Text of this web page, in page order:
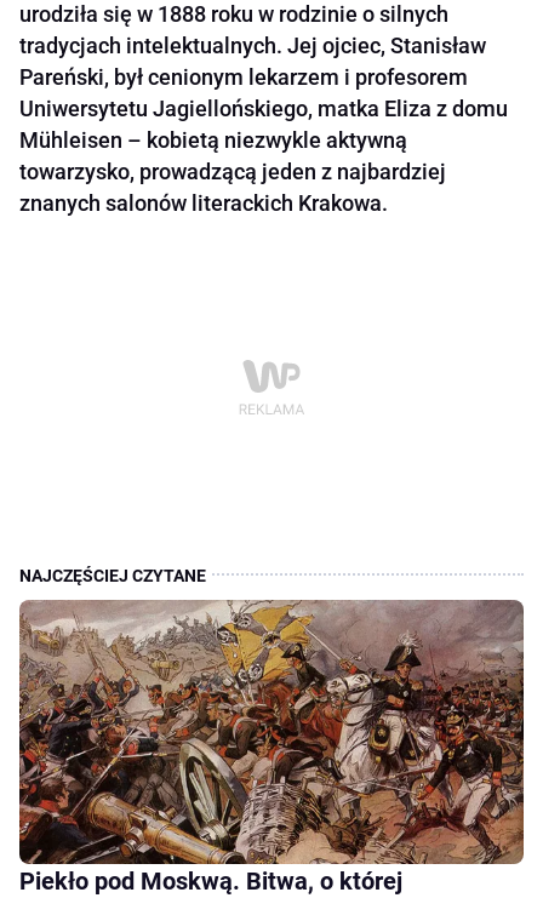
urodziła się w 1888 roku w rodzinie o silnych
tradycjach intelektualnych. Jej ojciec, Stanisław
Pareński, był cenionym lekarzem i profesorem
Uniwersytetu Jagiellońskiego, matka Eliza z domu
Mühleisen – kobietą niezwykle aktywną
towarzysko, prowadzącą jeden z najbardziej
znanych salonów literackich Krakowa.
Piekło pod Moskwą. Bitwa, o której